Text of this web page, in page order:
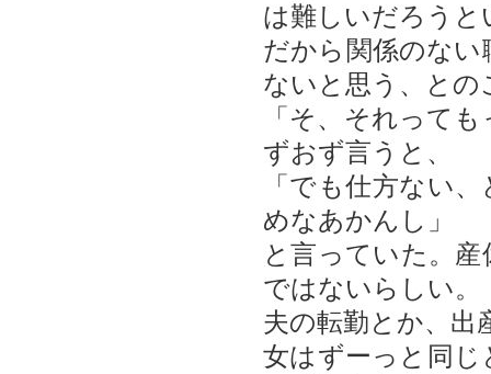
は難しいだろうと
だから関係のな
ないと思う、との
「そ、それって
ずおず言うと、
「でも仕方ない
めなあかんし」
と言っていた。
ではないらしい。
夫の転勤とか、出
女はずーっと同